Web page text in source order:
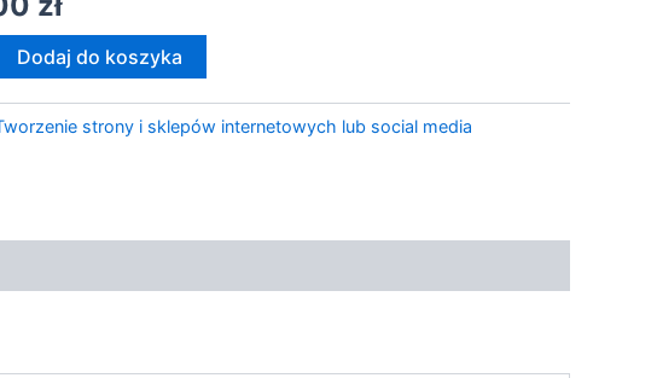
Dodaj do koszyka
strony i sklepów internetowych lub social media